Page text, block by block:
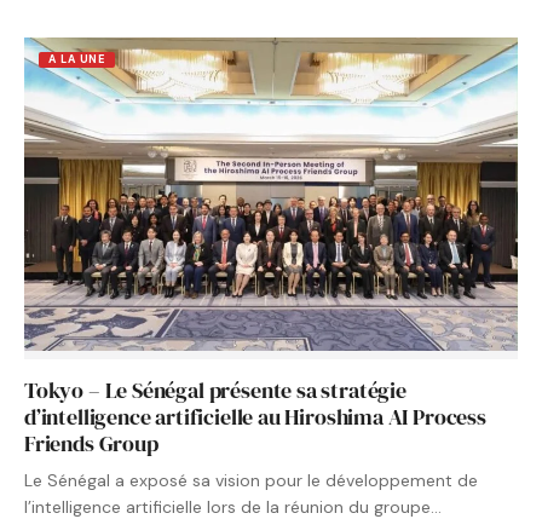
A LA UNE
Tokyo – Le Sénégal présente sa stratégie
d’intelligence artificielle au Hiroshima AI Process
Friends Group
Le Sénégal a exposé sa vision pour le développement de
l’intelligence artificielle lors de la réunion du groupe…